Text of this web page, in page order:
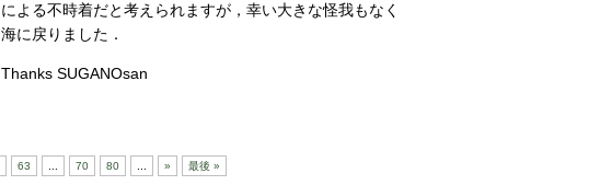
による不時着だと考えられますが，幸い大きな怪我もなく
海に戻りました．
Thanks SUGANOsan
63 70 80 » 最後 »